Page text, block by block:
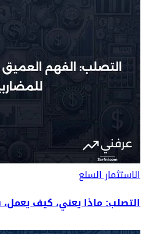
الاستثمارالسلع
التصلب: ماذا يعني، كيف يعمل،